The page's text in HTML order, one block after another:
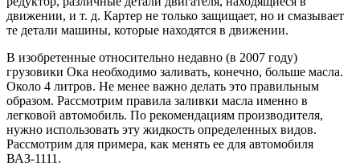
движении, и т. д. Картер не только защищает, но и смазывает
те детали машины, которые находятся в движении.
В изобретенные относительно недавно (в 2007 году)
грузовики Ока необходимо заливать, конечно, больше масла.
Около 4 литров. Не менее важно делать это правильным
образом. Рассмотрим правила заливки масла именно в
легковой автомобиль. По рекомендациям производителя,
нужно использовать эту жидкость определенных видов.
Рассмотрим для примера, как менять ее для автомобиля
ВАЗ-1111.